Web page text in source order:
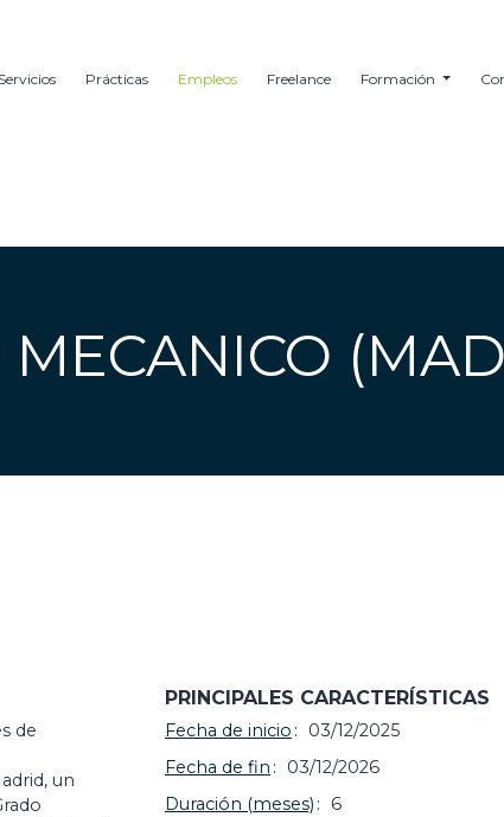
Servicios Prácticas Empleos Freelance Formación
de
un
PRINCIPALES CARACTERÍSTICAS
Fecha de inicio
03/12/2025
Fecha de fin
03/12/2026
Duración (meses)
6